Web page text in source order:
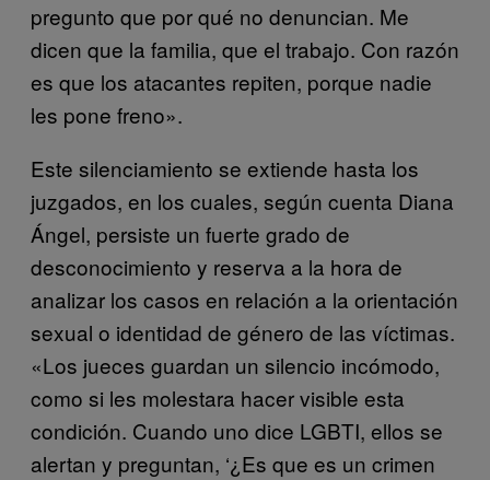
pregunto que por qué no denuncian. Me
dicen que la familia, que el trabajo. Con razón
es que los atacantes repiten, porque nadie
les pone freno».
Este silenciamiento se extiende hasta los
juzgados, en los cuales, según cuenta Diana
Ángel, persiste un fuerte grado de
desconocimiento y reserva a la hora de
analizar los casos en relación a la orientación
sexual o identidad de género de las víctimas.
«Los jueces guardan un silencio incómodo,
como si les molestara hacer visible esta
condición. Cuando uno dice LGBTI, ellos se
alertan y preguntan, ‘¿Es que es un crimen